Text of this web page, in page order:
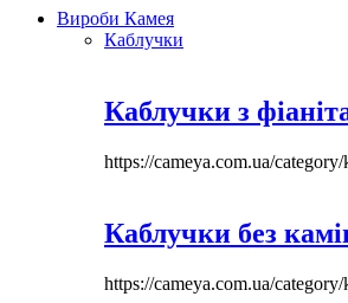
Вироби Камея
Каблучки
Каблучки з
https://cameya.com.ua/
Каблучки без
https://cameya.com.ua/